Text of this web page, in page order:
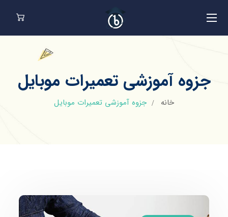
جزوه آموزشی تعمیرات موبایل
خانه جزوه آموزشی تعمیرات موبایل